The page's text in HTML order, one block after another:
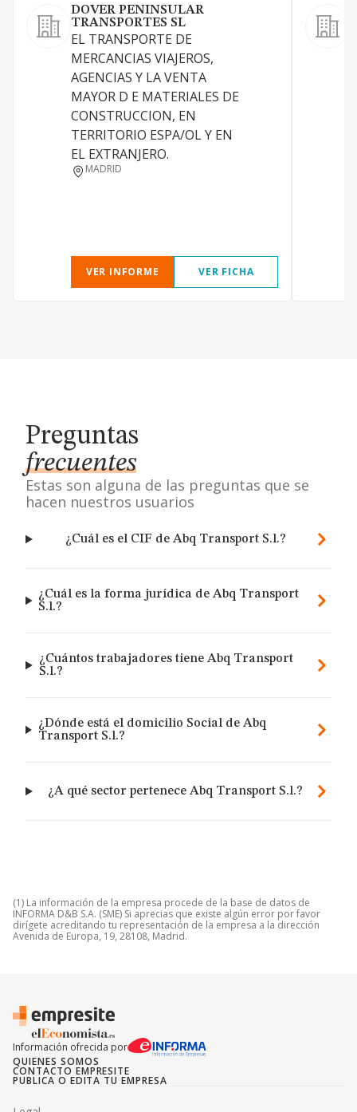
DOVER PENINSULAR
TRANSPORTES SL
EL TRANSPORTE DE
MERCANCIAS VIAJEROS,
AGENCIAS Y LA VENTA
MAYOR D E MATERIALES DE
CONSTRUCCION, EN
TERRITORIO ESPA/OL Y EN
EL EXTRANJERO.
MADRID
VER INFORME VER FICHA
Preguntas
frecuentes
Estas son alguna de las preguntas que se
hacen nuestros usuarios
¿Cuál es el CIF de Abq Transport S.l.?
¿Cuál es la forma jurídica de Abq Transport
S.l.?
¿Cuántos trabajadores tiene Abq Transport
S.l.?
¿Dónde está el domicilio Social de Abq
Transport S.l.?
¿A qué sector pertenece Abq Transport S.l.?
(1) La información de la empresa procede de la base de datos de
INFORMA D&B S.A. (SME) Si aprecias que existe algún error por favor
dirígete acreditando tu representación de la empresa a la dirección
Avenida de Europa, 19, 28108, Madrid.
Información ofrecida por
QUIENES SOMOS
CONTACTO EMPRESITE
PUBLICA O EDITA TU EMPRESA